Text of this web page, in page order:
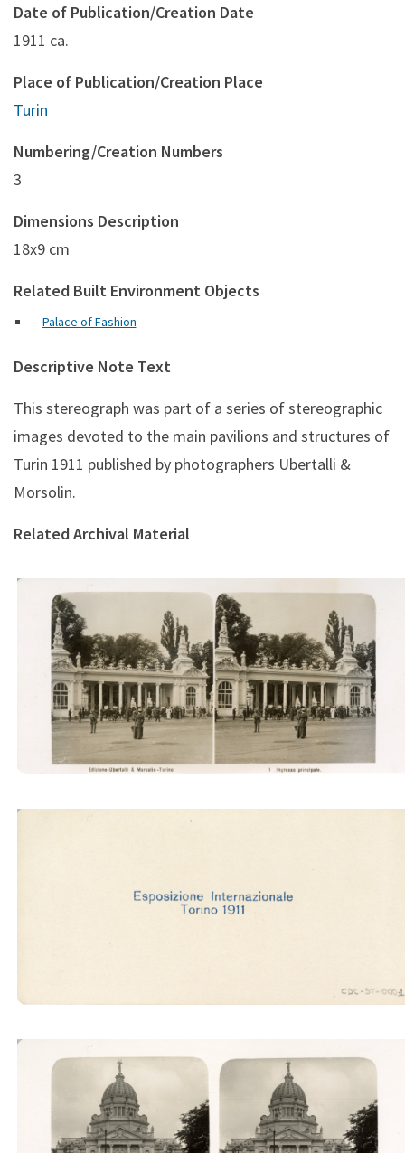
Date of Publication/Creation Date
1911 ca.
Place of Publication/Creation Place
Turin
Numbering/Creation Numbers
3
Dimensions Description
18x9 cm
Related Built Environment Objects
Palace of Fashion
Descriptive Note Text
This stereograph was part of a series of stereographic
images devoted to the main pavilions and structures of
Turin 1911 published by photographers Ubertalli &
Morsolin.
Related Archival Material
Ingresso principale (Ubertalli)
Padig. Industrie artistiche (Ubertalli)